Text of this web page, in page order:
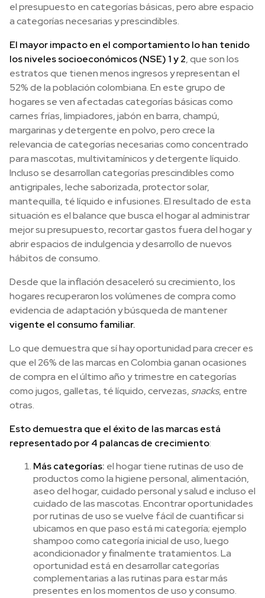
el presupuesto en categorías básicas, pero abre espacio
a categorías necesarias y prescindibles.
El mayor impacto en el comportamiento lo han tenido
los niveles socioeconómicos (NSE) 1 y 2, que son los
estratos que tienen menos ingresos y representan el
52% de la población colombiana. En este grupo de
hogares se ven afectadas categorías básicas como
carnes frías, limpiadores, jabón en barra, champú,
margarinas y detergente en polvo, pero crece la
relevancia de categorías necesarias como concentrado
para mascotas, multivitamínicos y detergente líquido.
Incluso se desarrollan categorías prescindibles como
antigripales, leche saborizada, protector solar,
mantequilla, té líquido e infusiones. El resultado de esta
situación es el balance que busca el hogar al administrar
mejor su presupuesto, recortar gastos fuera del hogar y
abrir espacios de indulgencia y desarrollo de nuevos
hábitos de consumo.
Desde que la inflación desaceleró su crecimiento, los
hogares recuperaron los volúmenes de compra como
evidencia de adaptación y búsqueda de mantener
vigente el consumo familiar.
Lo que demuestra que sí hay oportunidad para crecer es
que el 26% de las marcas en Colombia ganan ocasiones
de compra en el último año y trimestre en categorías
como jugos, galletas, té líquido, cervezas,snacks, entre
otras.
Esto demuestra que el éxito de las marcas está
representado por 4 palancas de crecimiento:
Más categorías: el hogar tiene rutinas de uso de
productos como la higiene personal, alimentación,
aseo del hogar, cuidado personal y salud e incluso el
cuidado de las mascotas. Encontrar oportunidades
por rutinas de uso se vuelve fácil de cuantificar si
ubicamos en que paso está mi categoría; ejemplo
shampoo como categoría inicial de uso, luego
acondicionador y finalmente tratamientos. La
oportunidad está en desarrollar categorías
complementarias a las rutinas para estar más
presentes en los momentos de uso y consumo.